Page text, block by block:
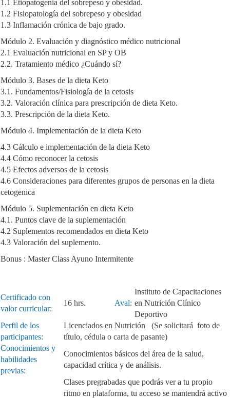
1.1 Etiopatogenia del sobrepeso y obesidad.
1.2 Fisiopatología del sobrepeso y obesidad
1.3 Inflamación crónica de bajo grado.
Módulo 2. Evaluación y diagnóstico médico nutricional
2.1 Evaluación nutricional en SP y OB
2.2. Tratamiento médico ¿Cuándo sí?
Módulo 3. Bases de la dieta Keto
3.1. Fundamentos/Fisiología de la cetosis
3.2. Valoración clínica para prescripción de dieta Keto.
3.3. Prescripción de la dieta Keto.
Módulo 4. Implementación de la dieta Keto
4.3 Cálculo e implementación de la dieta Keto
4.4 Cómo reconocer la cetosis
4.5 Efectos adversos de la cetosis
4.6 Consideraciones para diferentes grupos de personas en la dieta
cetogenica
Módulo 5. Suplementación en dieta Keto
4.1. Puntos clave de la suplementación
4.2 Suplementos recomendados en dieta Keto
4.3 Valoración del suplemento.
Bonus : Master Class Ayuno Intermitente
Certificado con
valor curricular:
16 hrs. Aval:
Instituto de Capacitaciones
en Nutrición Clínico
Deportivo
Perfil de los
participantes:
Licenciados en Nutrición (Se solicitará foto de
título, cédula o carta de pasante)
Conocimientos y
habilidades
previas:
Conocimientos básicos del área de la salud,
capacidad crítica y de análisis.
Clases pregrabadas que podrás ver a tu propio
ritmo en plataforma, tu acceso se mantendrá activo